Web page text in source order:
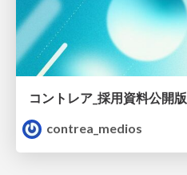
コントレア_採用資料公開版
contrea_medios